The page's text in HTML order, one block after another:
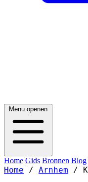
Menu openen
Home Gids Bronnen Blog
Home / Arnhem /